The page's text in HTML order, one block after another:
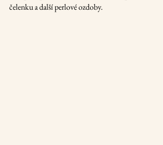
čelenku a další perlové ozdoby.